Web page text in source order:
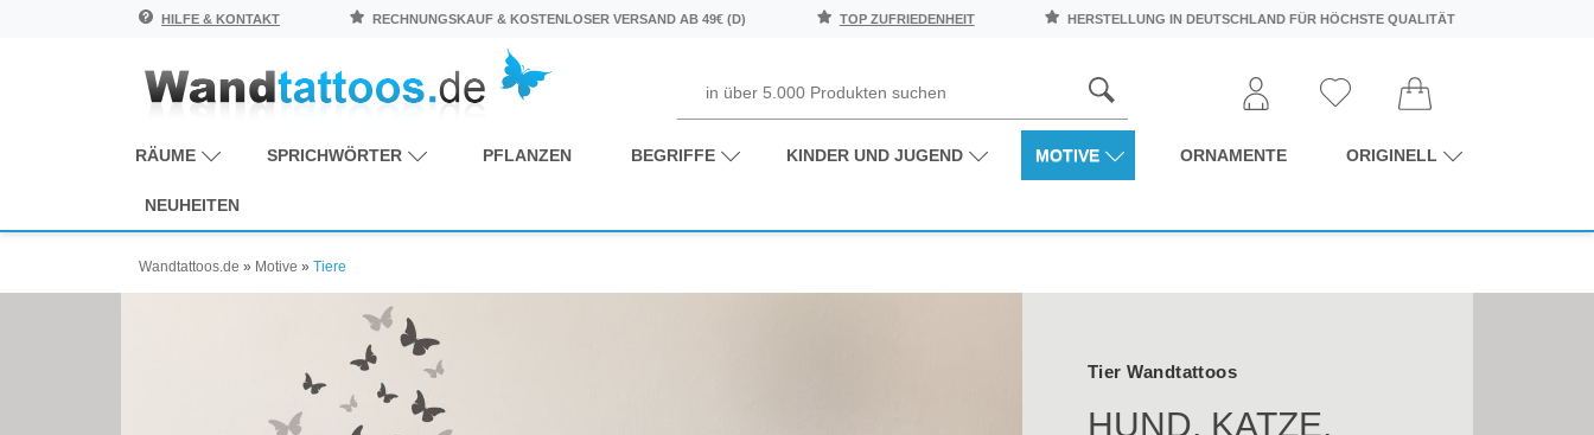
HILFE & KONTAKT RECHNUNGSKAUF & KOSTENLOSER VERSAND AB 49€ (D) TOP ZUFRIEDENHEIT HERSTELLUNG IN DEUTSCHLAND FÜR HÖCHSTE QUALITÄT
RÄUME SPRICHWÖRTER PFLANZEN BEGRIFFE KINDER UND JUGEND MOTIVE ORNAMENTE ORIGINELL
NEUHEITEN
Wandtattoos.de » Motive » Tiere
Tier Wandtattoos
HUND, KATZE,